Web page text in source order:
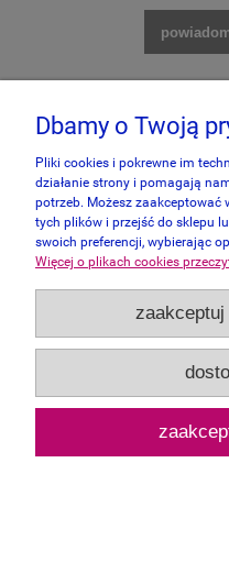
Wentworth 250 -
Dbamy o Twoją
Pliki cookies i pokrewne im
działanie strony i pomagają
potrzeb. Możesz zaakceptować
tych plików i przejść do sklepu
swoich preferencji, wybierając
Więcej o plikach cookies